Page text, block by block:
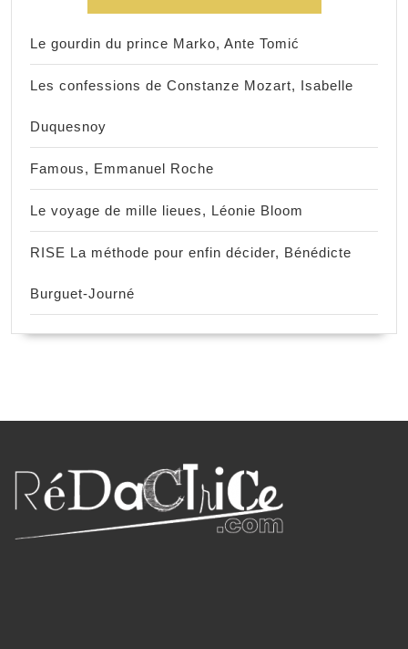
Le gourdin du prince Marko, Ante Tomić
Les confessions de Constanze Mozart, Isabelle
Duquesnoy
Famous, Emmanuel Roche
Le voyage de mille lieues, Léonie Bloom
RISE La méthode pour enfin décider, Bénédicte
Burguet-Journé